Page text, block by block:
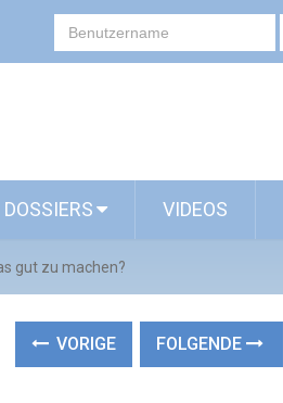
DOSSIERS VIDEOS
gut zu machen?
VORIGE FOLGENDE